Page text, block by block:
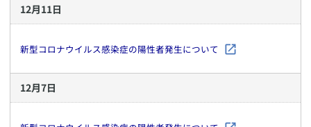
12月11日
新型コロナウイルス感染症の陽性者発生について
12月7日